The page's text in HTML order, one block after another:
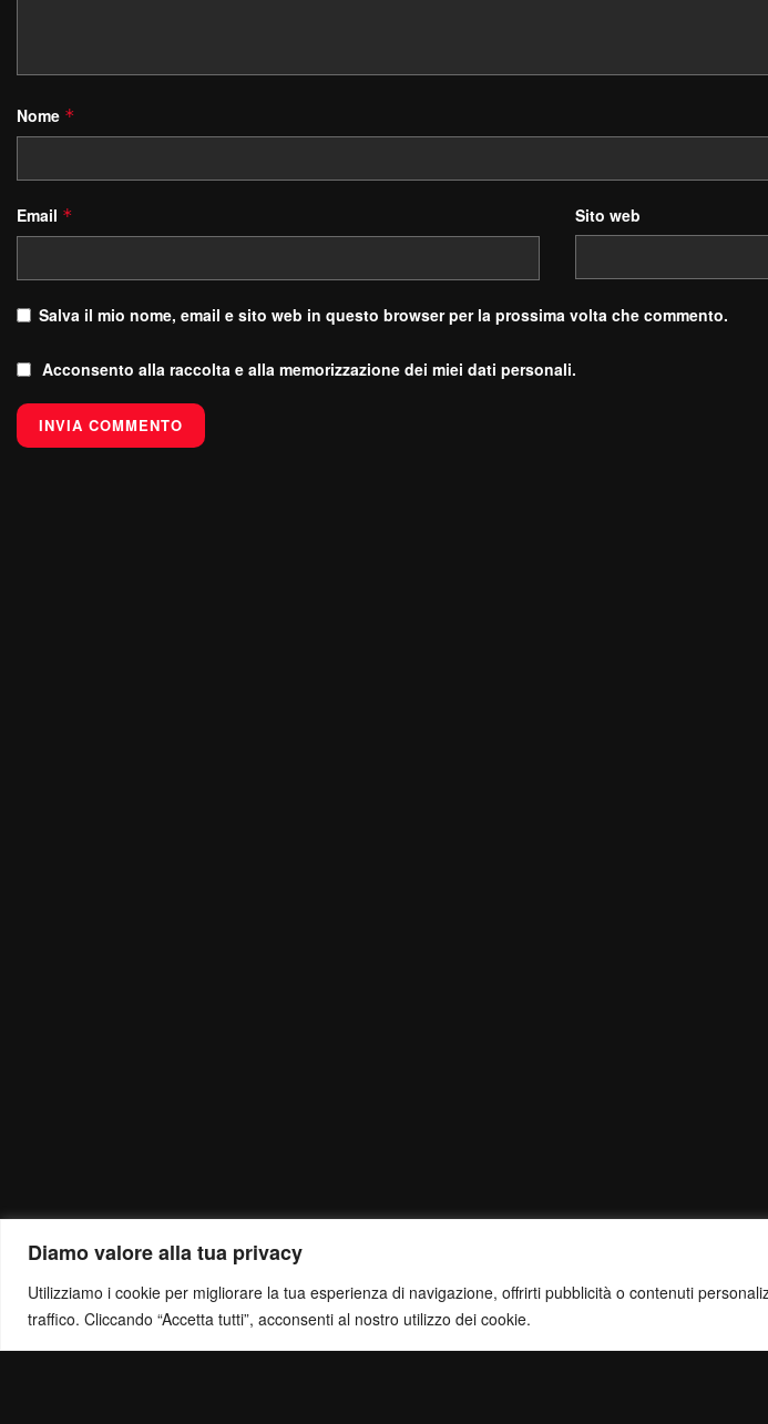
Diamo valore alla tua privacy
Utilizziamo i cookie per migliorare la tua esperienza di navigazione, offrirti pubblicità o contenuti
traffico. Cliccando “Accetta tutti”, acconsenti al nostro utilizzo dei cookie.
Nome *
Email * Sito web
Salva il mio nome, email e sito web in questo browser per la prossima volta che commento.
Acconsento alla raccolta e alla memorizzazione dei miei dati personali.